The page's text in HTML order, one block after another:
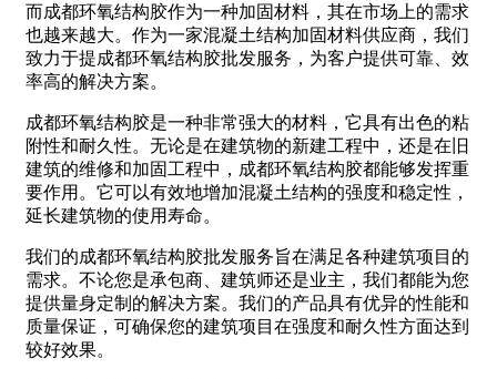
而成都环氧结构胶作为一种加固材料，其在市场上的需求
也越来越大。作为一家混凝土结构加固材料供应商，我们
致力于提成都环氧结构胶批发服务，为客户提供可靠、效
率高的解决方案。
成都环氧结构胶是一种非常强大的材料，它具有出色的粘
附性和耐久性。无论是在建筑物的新建工程中，还是在旧
建筑的维修和加固工程中，成都环氧结构胶都能够发挥重
要作用。它可以有效地增加混凝土结构的强度和稳定性，
延长建筑物的使用寿命。
我们的成都环氧结构胶批发服务旨在满足各种建筑项目的
需求。不论您是承包商、建筑师还是业主，我们都能为您
提供量身定制的解决方案。我们的产品具有优异的性能和
质量保证，可确保您的建筑项目在强度和耐久性方面达到
较好效果。